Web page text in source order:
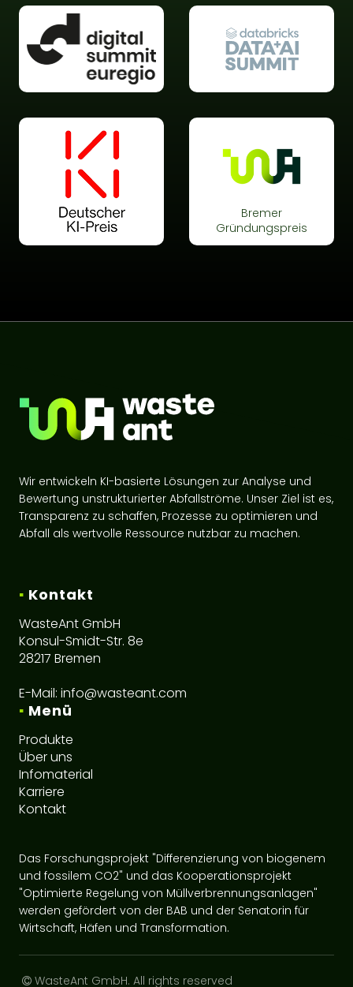
Bremer
Gründungspreis
Wir entwickeln KI-basierte Lösungen zur Analyse und
Bewertung unstrukturierter Abfallströme. Unser Ziel ist es,
Transparenz zu schaffen, Prozesse zu optimieren und
Abfall als wertvolle Ressource nutzbar zu machen.
▪ Kontakt
WasteAnt GmbH
Konsul-Smidt-Str. 8e
28217 Bremen
E-Mail: info@wasteant.com
▪ Menü
Produkte
Über uns
Infomaterial
Karriere
Kontakt
Das Forschungsprojekt "Differenzierung von biogenem
und fossilem CO2" und das Kooperationsprojekt
"Optimierte Regelung von Müllverbrennungsanlagen"
werden gefördert von der BAB und der Senatorin für
Wirtschaft, Häfen und Transformation.
WasteAnt GmbH. All rights reserved